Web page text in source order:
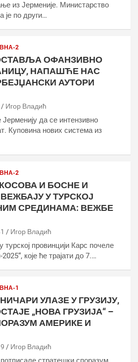
из Јерменије. Министарство
је по други…
2
ОФАНЗИВНО
НАПАШЋЕ НАС
АУТОРИ
Игор Владић
Јерменију да се интензивно
Куповина нових система из
2
И БОСНЕ И
У ТУРСКОЈ
СРЕДИНАМА: ВЕЖБЕ
Игор Владић
турској провинцији Карс почеле
које ће трајати до 7.…
1
УЛАЗЕ У ГРУЗИЈУ,
„НОВА ГРУЗИЈА“ –
АМЕРИКЕ И
Игор Владић